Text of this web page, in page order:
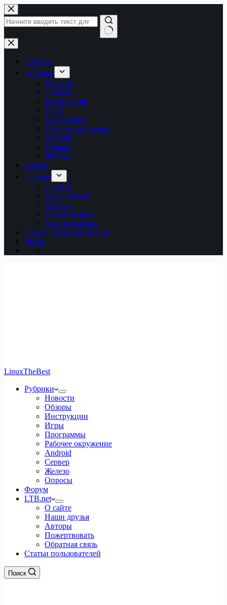
Перейти
к
сути
Ничего
не
найденоГлавная
Рубрики
Новости
Обзоры
Инструкции
Игры
Программы
Рабочее окружение
Android
Сервер
Железо
Форум
LTB.net
О сайте
Наши друзья
Авторы
Пожертвовать
Обратная связь
Статьи наших читателей
Войти
LinuxTheBest
Рубрики
Новости
Обзоры
Инструкции
Игры
Программы
Рабочее окружение
Android
Сервер
Железо
Опросы
Форум
LTB.net
О сайте
Наши друзья
Авторы
Пожертвовать
Обратная связь
Статьи пользователей
Поиск